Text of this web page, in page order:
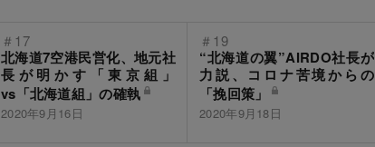
＃17
北海道7空港民営化、地元社
長が明かす「東京組」
vs「北海道組」の確執
2020年9月16日
＃19
“北海道の翼”AIRDO社長が
力説、コロナ苦境からの
「挽回策」
2020年9月18日